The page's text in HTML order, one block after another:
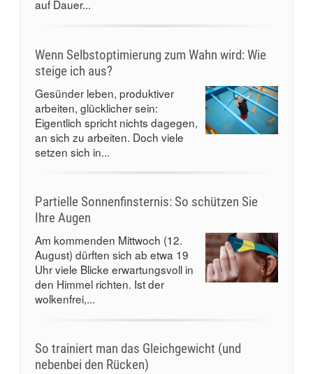
auf Dauer...
Wenn Selbstoptimierung zum Wahn wird: Wie
steige ich aus?
Gesünder leben, produktiver
arbeiten, glücklicher sein:
Eigentlich spricht nichts dagegen,
an sich zu arbeiten. Doch viele
setzen sich in...
Partielle Sonnenfinsternis: So schützen Sie
Ihre Augen
Am kommenden Mittwoch (12.
August) dürften sich ab etwa 19
Uhr viele Blicke erwartungsvoll in
den Himmel richten. Ist der
wolkenfrei,...
So trainiert man das Gleichgewicht (und
nebenbei den Rücken)